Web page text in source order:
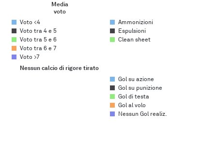
Media
voto
End of interactive chart.
Voto <4
Voto tra 4 e 5
Voto tra 5 e 6
Voto tra 6 e 7
Voto >7
Ammonizioni
Espulsioni
Clean sheet
Nessun calcio di rigore tirato
Gol su azione
Gol su punizione
Gol di testa
Gol al volo
Nessun Gol realiz.